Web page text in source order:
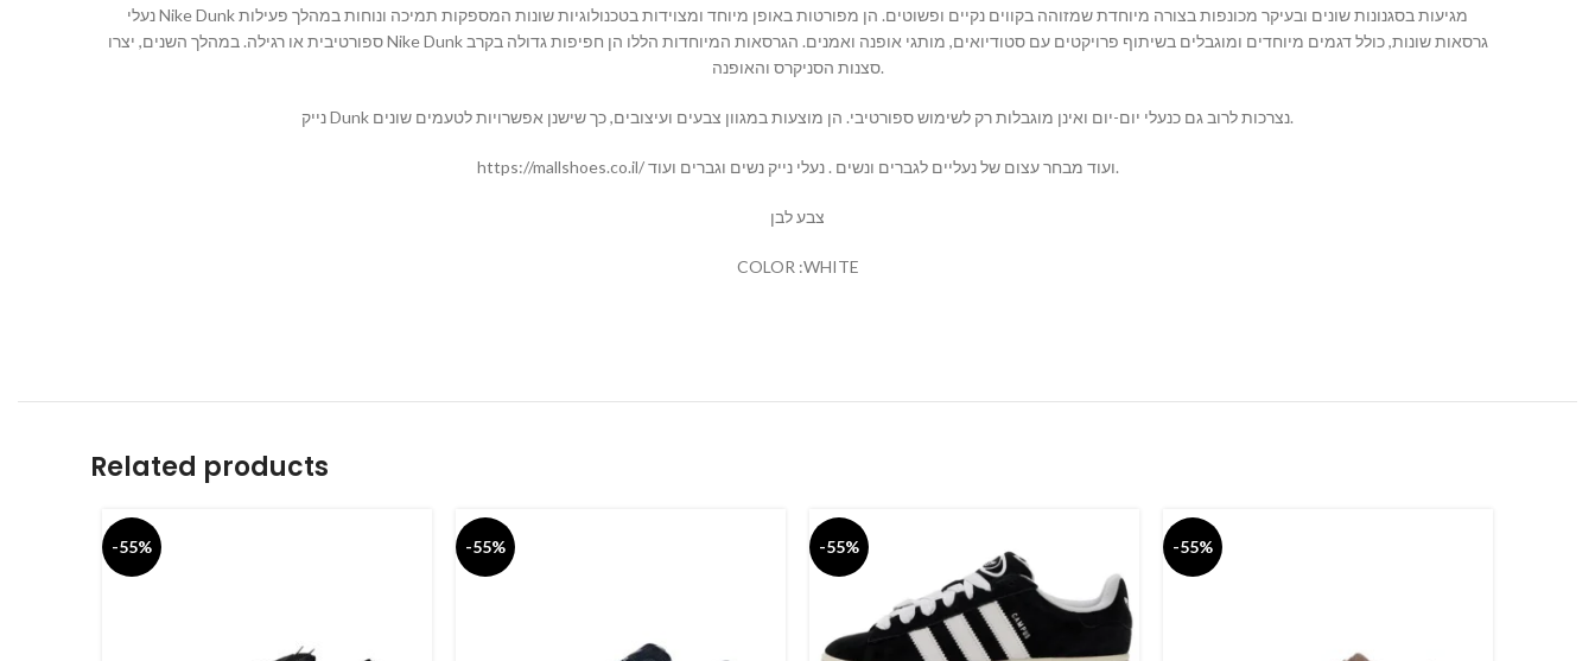
נעלי Nike Dunk מגיעות בסגנונות שונים ובעיקר מכונפות בצורה מיוחדת שמזוהה בקווים נקיים ופשוטים. הן מפורטות באופן מיוחד ומצוידות בטכנולוגיות שונות המספקות תמיכה ונוחות במהלך פעילות
ספורטיבית או רגילה. במהלך השנים, יצרו Nike Dunk גרסאות שונות, כולל דגמים מיוחדים ומוגבלים בשיתוף פרויקטים עם סטודיואים, מותגי אופנה ואמנים. הגרסאות המיוחדות הללו הן חפיפות גדולה בקרב
סצנות הסניקרס והאופנה.
נייק Dunk נצרכות לרוב גם כנעלי יום-יום ואינן מוגבלות רק לשימוש ספורטיבי. הן מוצעות במגוון צבעים ועיצובים, כך שישנן אפשרויות לטעמים שונים.
https://mallshoes.co.il/ ועוד מבחר עצום של נעליים לגברים ונשים . נעלי נייק נשים וגברים ועוד.
צבע לבן
COLOR :WHITE
Related products
-55% -55% -55% -55%